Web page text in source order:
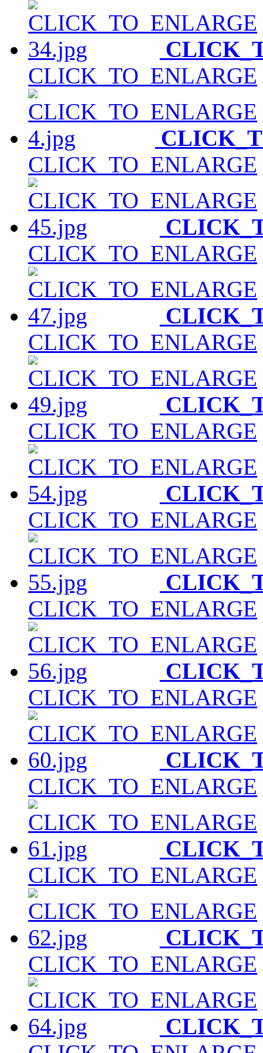
CLICK_TO_ENLARGE
CLICK_TO_ENLARGE
CLICK_TO_ENLARGE
CLICK_TO_ENLARGE
CLICK_TO_ENLARGE
CLICK_TO_ENLARGE
CLICK_TO_ENLARGE
CLICK_TO_ENLARGE
CLICK_TO_ENLARGE
CLICK_TO_ENLARGE
CLICK_TO_ENLARGE